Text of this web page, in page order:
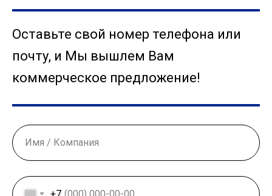
Оставьте свой номер телефона или
почту, и Мы вышлем Вам
коммерческое предложение!